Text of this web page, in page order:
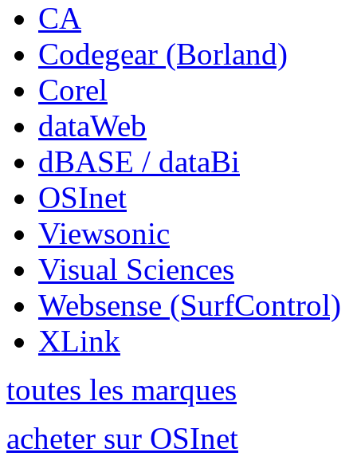
CA
Codegear (Borland)
Corel
dataWeb
dBASE / dataBi
OSInet
Viewsonic
Visual Sciences
Websense (SurfControl)
XLink
toutes les marques
acheter sur OSInet